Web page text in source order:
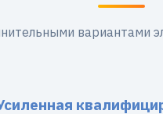
вариантами